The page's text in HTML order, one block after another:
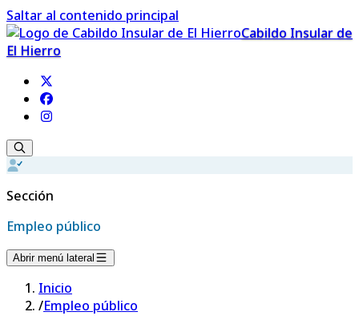
Saltar al contenido principal
Cabildo Insular de
El Hierro
Sección
Empleo público
Abrir menú lateral
Inicio
/Empleo público